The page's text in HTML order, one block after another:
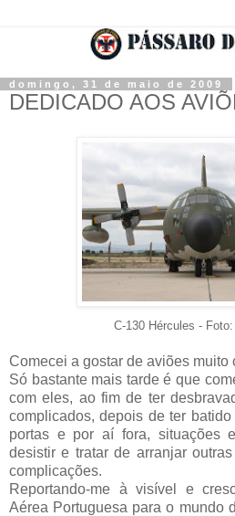
domingo, 31 de maio de 2009
DEDICADO AOS
C-130 Hércules - Foto:
Comecei a gostar de aviões muito
Só bastante mais tarde é que
com eles, ao fim de ter
complicados, depois de ter
portas e por aí fora, situações
desistir e tratar de arranjar
complicações.
Reportando-me à visível e
Aérea Portuguesa para o mundo